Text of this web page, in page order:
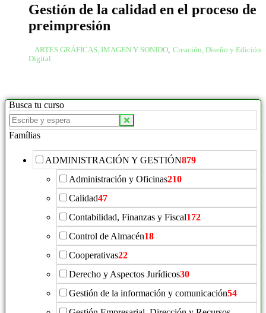
Gestión de la calidad en el proceso de
preimpresión
ARTES GRÁFICAS, IMAGEN Y SONIDO Creación, Diseño y Edición
Digital
Busca tu curso
Famílias
ADMINISTRACIÓN Y GESTIÓN879
Administración y Oficinas210
Calidad47
Contabilidad, Finanzas y Fiscal172
Control de Almacén18
Cooperativas22
Derecho y Aspectos Jurídicos30
Gestión de la información y comunicación54